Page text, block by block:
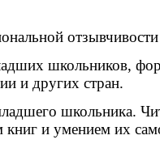
школьников,
и других стран.
школьника.
и умением их